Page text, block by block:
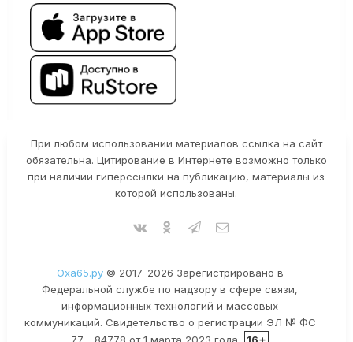
При любом использовании материалов ссылка на сайт
обязательна. Цитирование в Интернете возможно только
при наличии гиперссылки на публикацию, материалы из
которой использованы.
Оха65.ру© 2017-2026 Зарегистрировано в
Федеральной службе по надзору в сфере связи,
информационных технологий и массовых
коммуникаций. Свидетельство о регистрации ЭЛ № ФС
77 - 84778 от 1 марта 2023 года.
16+